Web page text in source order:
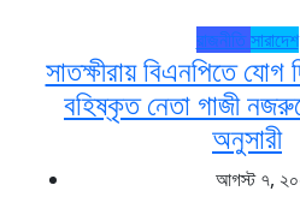
রাজনীতি সারাদেশ
সাতক্ষীরায় বিএনপিতে যোগ
বহিষ্কৃত নেতা গাজী
অনুসারী
আগস্ট ৭,